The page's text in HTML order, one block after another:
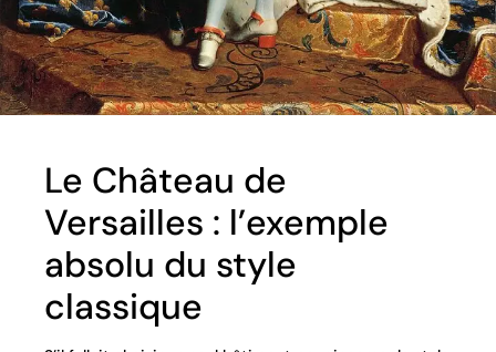
Le Château de
Versailles : l’exemple
absolu du style
classique